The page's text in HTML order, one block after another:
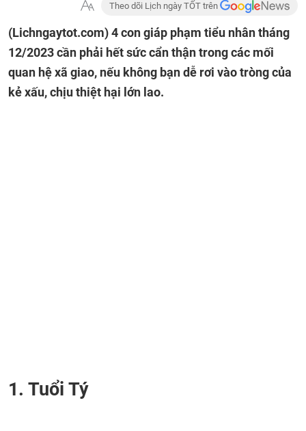
Theo dõi Lịch ngày TỐT trên
(Lichngaytot.com)4 con giáp phạm tiểu nhân tháng
12/2023 cần phải hết sức cẩn thận trong các mối
quan hệ xã giao, nếu không bạn dễ rơi vào tròng của
kẻ xấu, chịu thiệt hại lớn lao.
1. Tuổi Tý